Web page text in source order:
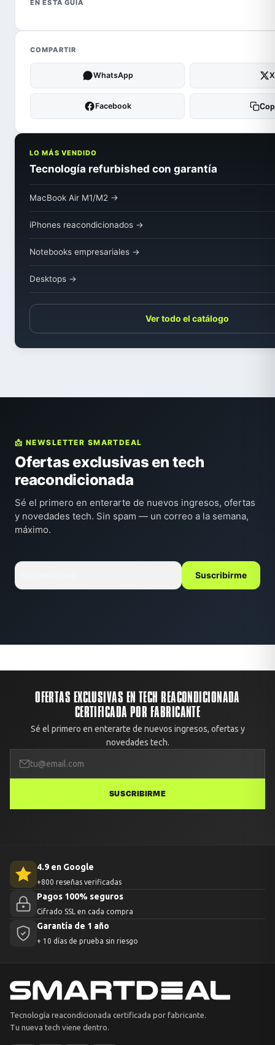
EN ESTA GUÍA
COMPARTIR
WhatsApp X
Facebook
LO MÁS VENDIDO
Tecnología refurbished con garantía
MacBook Air M1/M2 →
iPhones reacondicionados →
Notebooks empresariales →
Desktops →
Ver todo el catálogo
📩 NEWSLETTER SMARTDEAL
Ofertas exclusivas en tech
reacondicionada
Sé el primero en enterarte de nuevos ingresos, ofertas
y novedades tech. Sin spam — un correo a la semana,
máximo.
Suscribirme
OFERTAS EXCLUSIVAS EN TECH REACONDICIONADA
CERTIFICADA POR FABRICANTE
Sé el primero en enterarte de nuevos ingresos, ofertas y
novedades tech.
SUSCRIBIRME
4.9 en Google
+800 reseñas verificadas
Pagos 100% seguros
Cifrado SSL en cada compra
Garantía de 1 año
+ 10 días de prueba sin riesgo
Tecnología reacondicionada certificada por fabricante.
Tu nueva tech viene dentro.